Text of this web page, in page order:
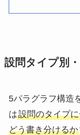
設問タイプ別
5パラグラフ構造
は設問のタイプ
どう書き分けるか